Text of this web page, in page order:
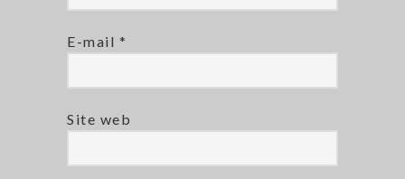
E-mail *
Site web